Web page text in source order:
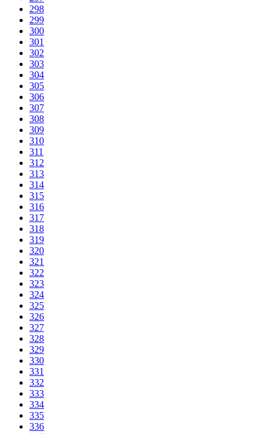
298
299
300
301
302
303
304
305
306
307
308
309
310
311
312
313
314
315
316
317
318
319
320
321
322
323
324
325
326
327
328
329
330
331
332
333
334
335
336